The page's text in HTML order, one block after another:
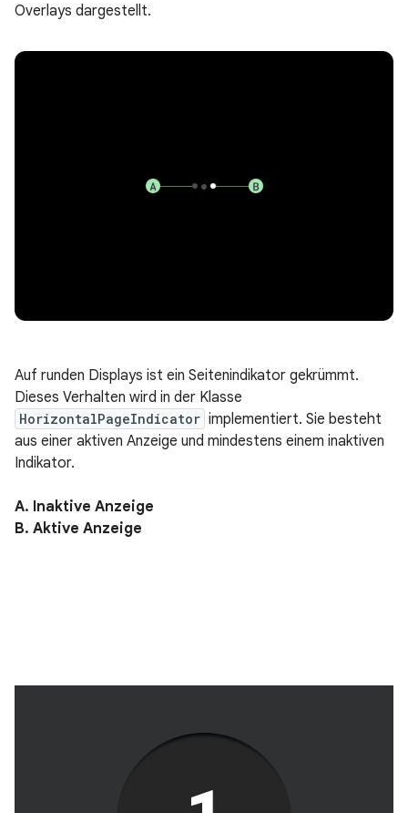
Overlays dargestellt.
Auf runden Displays ist ein Seitenindikator gekrümmt.
Dieses Verhalten wird in der Klasse
HorizontalPageIndicator implementiert. Sie besteht
aus einer aktiven Anzeige und mindestens einem inaktiven
Indikator.
A. Inaktive Anzeige
B. Aktive Anzeige